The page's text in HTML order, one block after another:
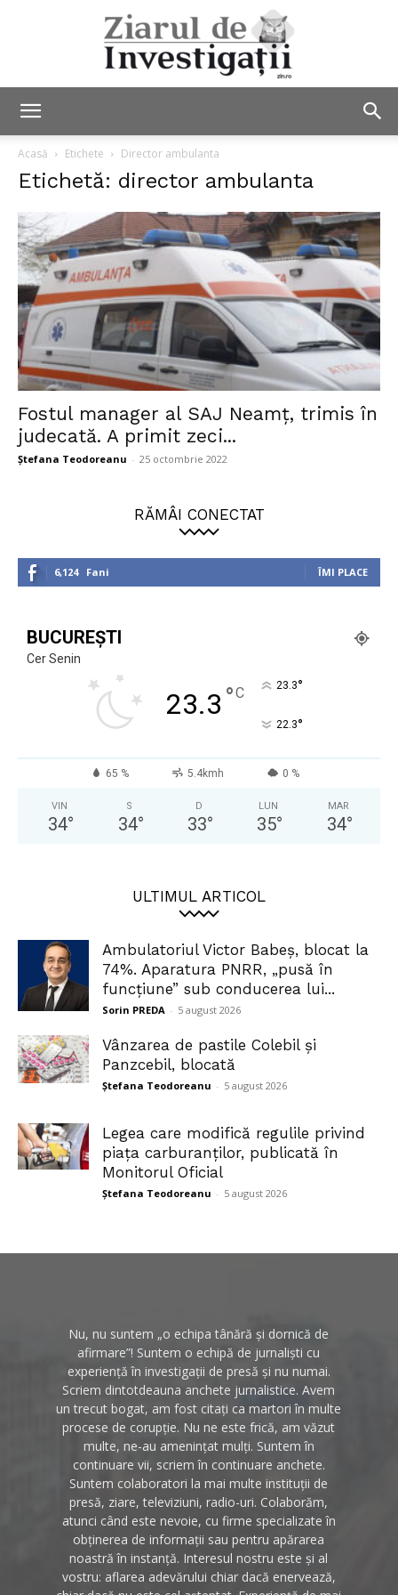
Investigații
Acasă Etichete Director ambulanta
Etichetă: director ambulanta
Fostul manager al SAJ Neamț, trimis în
judecată. A primit zeci...
Ștefana Teodoreanu - 25 octombrie 2022
RĂMÂI CONECTAT
6,124 Fani ÎMI PLACE
BUCUREȘTI
Cer Senin
23.3 °C 23.3°
22.3°
65 % 5.4kmh 0 %
VIN
34°
S
34°
D
33°
LUN
35°
MAR
34°
ULTIMUL ARTICOL
Ambulatoriul Victor Babeș, blocat la
74%. Aparatura PNRR, „pusă în
funcțiune” sub conducerea lui...
Sorin PREDA - 5 august 2026
Vânzarea de pastile Colebil și
Panzcebil, blocată
Ștefana Teodoreanu - 5 august 2026
Legea care modifică regulile privind
piața carburanților, publicată în
Monitorul Oficial
Ștefana Teodoreanu - 5 august 2026
Nu, nu suntem „o echipa tânără și dornică de
afirmare”! Suntem o echipă de jurnaliști cu
experiență în investigații de presă și nu numai.
Scriem dintotdeauna anchete jurnalistice. Avem
un trecut bogat, am fost citați ca martori în multe
procese de corupție. Nu ne este frică, am văzut
multe, ne-au amenințat mulți. Suntem în
continuare vii, scriem în continuare anchete.
Suntem colaboratori la mai multe instituții de
presă, ziare, televiziuni, radio-uri. Colaborăm,
atunci când este nevoie, cu firme specializate în
obținerea de informații sau pentru apărarea
noastră în instanță. Interesul nostru este și al
vostru: aflarea adevărului chiar dacă enervează,